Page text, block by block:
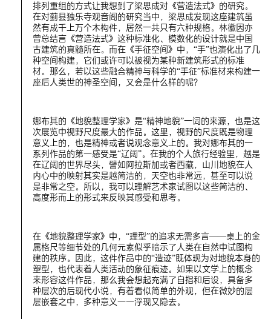
排列重组的方式让我想到了梁思成对《营造法式》的研究。
在对蓟县独乐寺观音阁的研究当中，梁思成发现这座建筑虽
然有成千上万个木构件，居然一共只有六种规格。林徽因亦
曾总结言《营造法式》这种标准化、模数化的设计就是中国
古建筑的真髓所在。而在《手征空间》中，“手”也演化出了几
种空间构建，它们或许可以被视为某种新建筑形式的标准
材。那么，若以这些融合精神与科学的“手征”标准材来构建一
座后人类世的神圣空间，又会是什么样的呢？
娜布其的《地貌整理学家》是“精神地貌”一词的来源，也是这
次展览中视野尺度最大的作品。这里，视野的尺度既是物理
意义上的，也是精神或者说观念意义上的。我对娜布其的一
系列作品的第一感受是“辽阔”。在我的个人旅行经验里，越是
在辽阔的世界尽头，譬如阿拉斯加或者西藏，山川地貌在人
内心中的映射其实是越简洁的，天空也非常远，甚至可以说
是非常之空。所以，我可以理解艺术家试图以这些简洁的、
高度形而上的形式来反映其感受和思考。
在《地貌整理学家》中，“理型”的追求无需多言——桌上的金
属格尺等细节处的几何元素似乎暗示了人类在自然中试图构
建的秩序。因此，这件作品中的“造迹”既体现为对地貌本身的
塑型，也代表着人类活动的象征痕迹。如果以文学上的概念
来形容这件作品，那么我会想起充满了自指和后设，具备多
种层次的后现代小说，有着看似简单的外观，但在微妙的层
层嵌套之中，多种意义一一浮现又隐去。